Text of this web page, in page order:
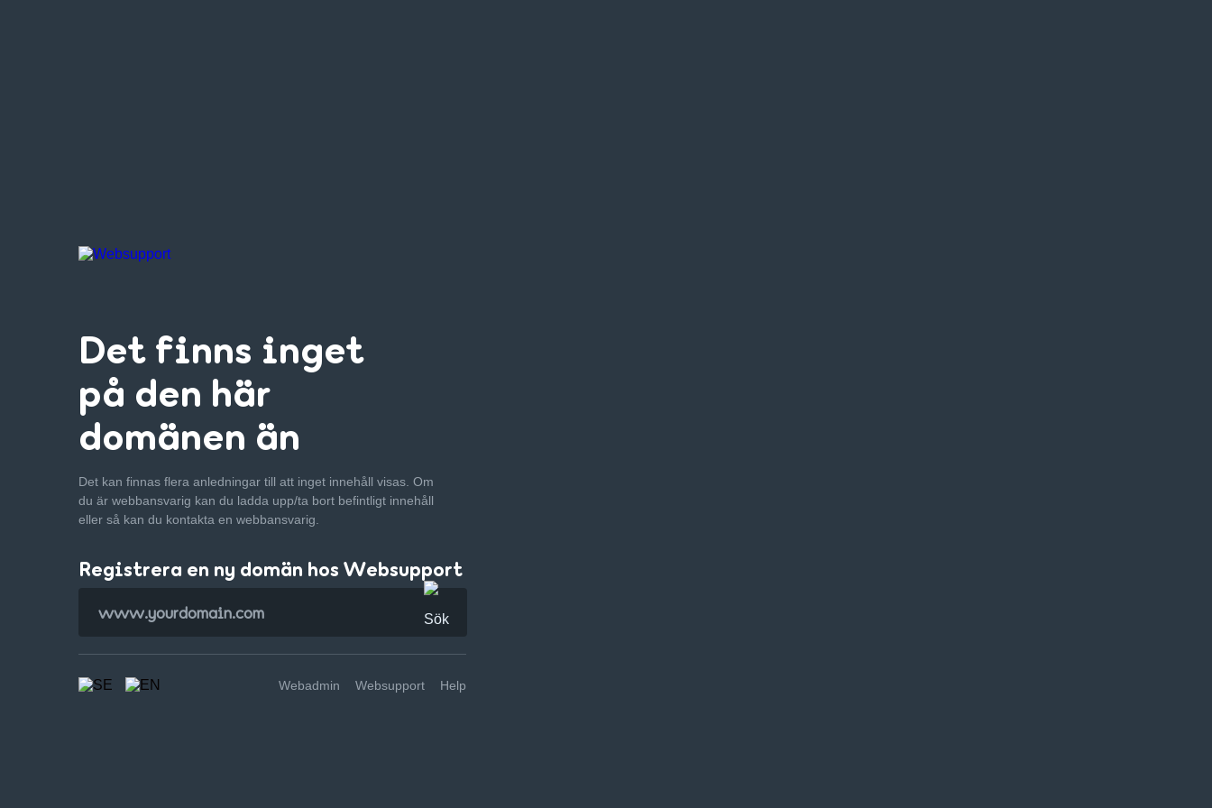
Det finns inget
på den här
domänen än
Det kan finnas flera anledningar till att inget innehåll visas. Om
du är webbansvarig kan du ladda upp/ta bort befintligt innehåll
eller så kan du kontakta en webbansvarig.
Registrera en ny domän hos Websupport
Webadmin Websupport Help